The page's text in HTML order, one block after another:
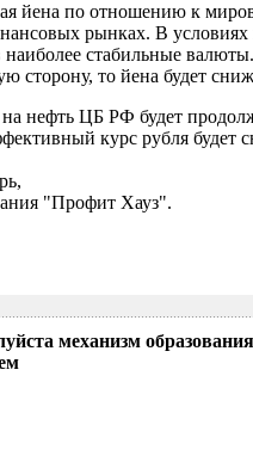
йена по отношению к
рынках. В
наиболее стабильные
сторону, то йена будет
нефть ЦБ РФ будет
курс рубля будет
"Профит Хауз".
механизм